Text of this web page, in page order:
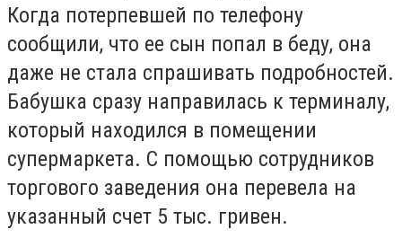
Когда потерпевшей по телефону
сообщили, что ее сын попал в беду, она
даже не стала спрашивать подробностей.
Бабушка сразу направилась к терминалу,
который находился в помещении
супермаркета. С помощью сотрудников
торгового заведения она перевела на
указанный счет 5 тыс. гривен.